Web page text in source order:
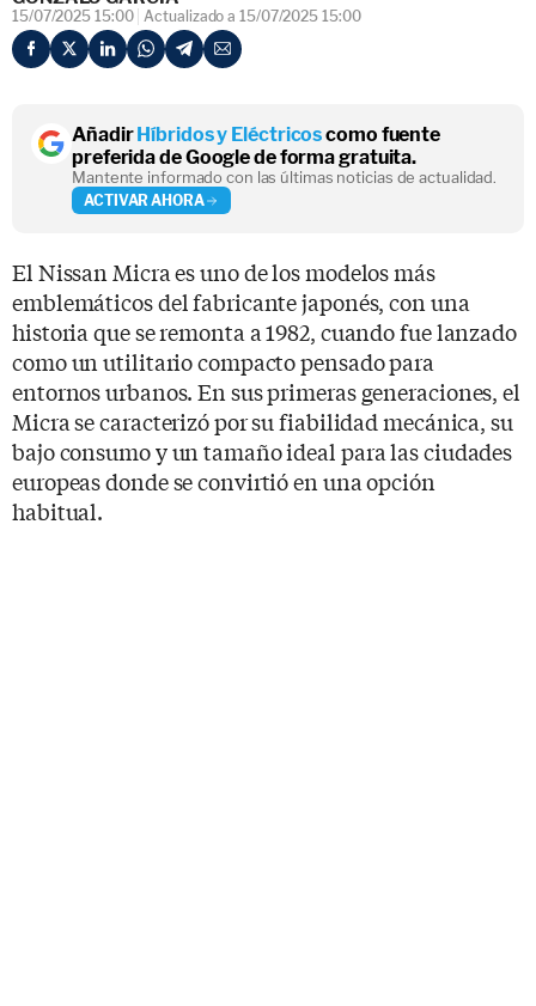
15/07/2025 15:00 Actualizado a 15/07/2025 15:00
AñadirHíbridos y Eléctricoscomo fuente
preferida de Google de forma gratuita.
Mantente informado con las últimas noticias de actualidad.
ACTIVAR AHORA
El Nissan Micra es uno de los modelos más
emblemáticos del fabricante japonés, con una
historia que se remonta a 1982, cuando fue lanzado
como un utilitario compacto pensado para
entornos urbanos. En sus primeras generaciones, el
Micra se caracterizó por su fiabilidad mecánica, su
bajo consumo y un tamaño ideal para las ciudades
europeas donde se convirtió en una opción
habitual.